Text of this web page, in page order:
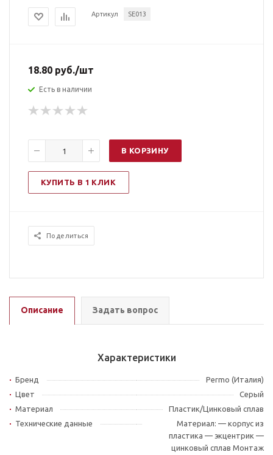
Артикул SE013
18.80 руб./шт
Есть в наличии
В КОРЗИНУ
КУПИТЬ В 1 КЛИК
Поделиться
Описание Задать вопрос
Характеристики
Бренд
Permo (Италия)
Цвет
Серый
Материал
Пластик/Цинковый сплав
Технические данные
Материал: — корпус из
пластика — экцентрик —
цинковый сплав Монтаж